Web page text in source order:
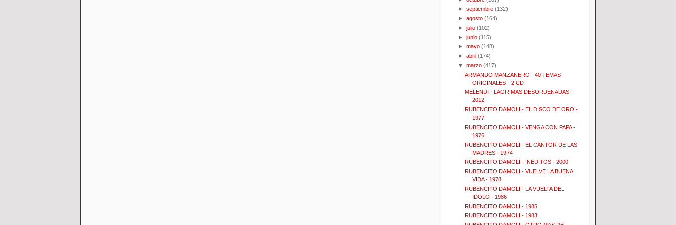
►septiembre (132)
►agosto (164)
►julio (102)
►junio (115)
►mayo (148)
►abril (174)
▼marzo (417)
ARMANDO MANZANERO - 40 TEMAS
ORIGINALES - 2 CD
MELENDI - LAGRIMAS DESORDENADAS -
2012
RUBENCITO DAMOLI - EL DISCO DE ORO -
1977
RUBENCITO DAMOLI - VENGA CON PAPA -
1976
RUBENCITO DAMOLI - EL CANTOR DE LAS
MADRES - 1974
RUBENCITO DAMOLI - INEDITOS - 2000
RUBENCITO DAMOLI - VUELVE LA BUENA
VIDA - 1978
RUBENCITO DAMOLI - LA VUELTA DEL
IDOLO - 1986
RUBENCITO DAMOLI - 1985
RUBENCITO DAMOLI - 1983